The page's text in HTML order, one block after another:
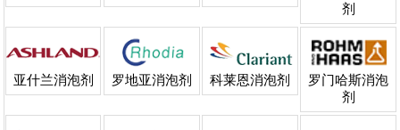
剂
亚什兰消泡剂 罗地亚消泡剂 科莱恩消泡剂
罗门哈斯消泡
剂